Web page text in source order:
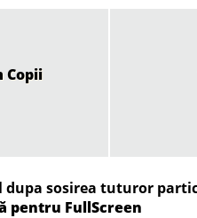
Copii
dupa sosirea tuturor
pentru FullScreen